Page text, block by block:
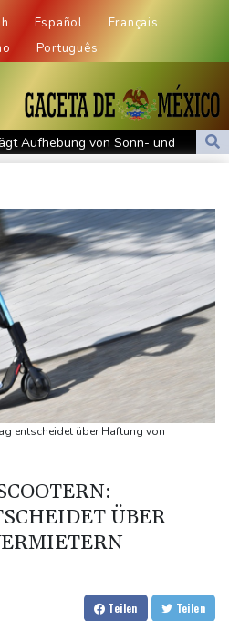
Español
Français
Português
Aufhebung von Sonn- und
nach Sturz operiert werden
in Leipzig neben Drohne war mit
Deutschen Kulturpolitikpreis
Flughäfen im ersten Halbjahr
von tausenden jungen Menschen
der Regierung in Hitzekrise
Flughafen: Suche nach
entscheidet über Haftung von
ÜBER
Teilen Teilen